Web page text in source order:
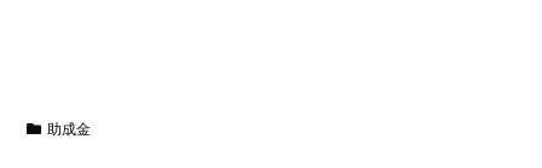
助成金